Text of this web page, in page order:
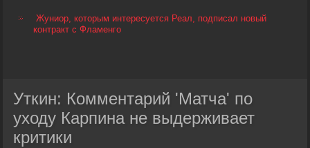
Жуниор, которым интересуется Реал, подписал новый
контракт с Фламенго
Уткин: Комментарий 'Матча' по
уходу Карпина не выдерживает
критики